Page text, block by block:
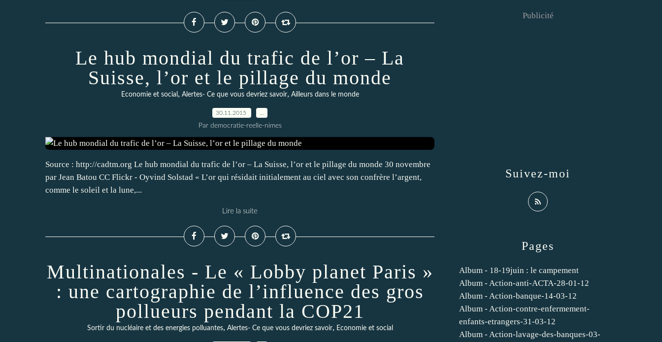
Le hub mondial du trafic de l’or – La
Suisse, l’or et le pillage du monde
Economie et social , Alertes- Ce que vous devriez savoir, Ailleurs dans le monde
30.11.2015
Par democratie-reelle-nimes
Source : http://cadtm.org Le hub mondial du trafic de l’or – La Suisse, l’or et le pillage du monde 30 novembre
par Jean Batou CC Flickr - Oyvind Solstad « L’or qui résidait initialement au ciel avec son confrère l’argent,
comme le soleil et la lune,...
Lire la suite
Multinationales - Le « Lobby planet Paris »
: une cartographie de l’influence des gros
pollueurs pendant la COP21
Sortir du nucléaire et des energies polluantes, Alertes- Ce que vous devriez savoir, Economie et social
Pages
Album - 18-19juin : le campement
Album - Action-anti-ACTA-28-01-12
Album - Action-banque-14-03-12
Album - Action-contre-enfermement-
enfants-etrangers-31-03-12
Album - Action-lavage-des-banques-03-
Suivez-moi
Publicité